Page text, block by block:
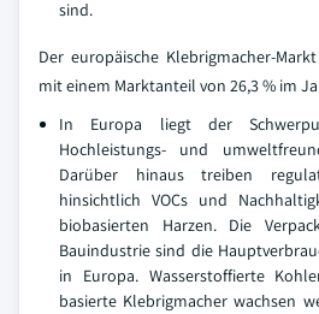
sind.
Der europäische Klebrigmacher-
mit einem Marktanteil von 26,3 % im
In Europa liegt der
Hochleistungs- und
Darüber hinaus treiben
hinsichtlich VOCs und
biobasierten Harzen. Die
Bauindustrie sind die
in Europa. Wasserstoffierte
basierte Klebrigmacher wachsen